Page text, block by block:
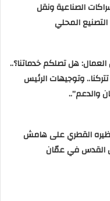
الصناعية ونقل
المحلي
هل تصلكم خدماتنا؟..
وتوجيهات الرئيس
والدعم”..
نظيره القطري على هامش
القدس في عمّان